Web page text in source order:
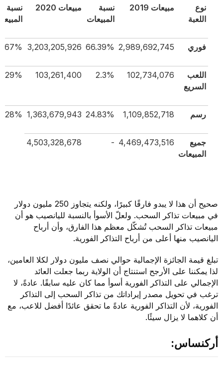
نوع
اللعبة
مبيعات 2019
نسبة
المبيعات
مبيعات 2020
نسبة
فوري 2,989,692,745
66.39%
3,203,205,926
اللعب
السريع
102,734,076
2.3%
103,261,400
2.29%
رسم 1,109,852,718
24.83%
1,363,679,943
جميع
المبيعات
4,469,473,516
4,503,328,678
صحيح أن هذا لا يبدو فارقًا كبيرًا، ولكنه يتجاوز 250 مليون دولار
في مبيعات تذاكر السحب. ولعلّ الأسوأ بالنسبة لليانصيب هو أن
مبيعات تذاكر السحب تُشكّل معظم هذا الفارق، وأن أرباح
اليانصيب منها أعلى من أرباح التذاكر الفورية.
تبلغ قيمة الجائزة الإجمالية حوالي نصف مليون دولار لكلا العامين،
لذا يمكننا على الأرجح استنتاج أن الولاية ربما جعلت العائد
الإجمالي على التذاكر الفورية أسوأ مما كان عليه سابقًا. عادةً، لا
ترغب في تحويل مصدر إيراداتك من تذاكر السحب إلى التذاكر
الفورية، لأن التذاكر الفورية عادةً ما تحقق عائدًا أفضل للاعب، مع
أن كلاهما لا يزال سيئًا.
أركنساس: